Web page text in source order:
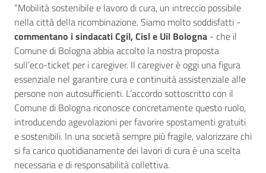
“Mobilità sostenibile e lavoro di cura, un intreccio possibile
nella città della ricombinazione. Siamo molto soddisfatti -
commentano i sindacati Cgil, Cisl e Uil Bologna - che il
Comune di Bologna abbia accolto la nostra proposta
sull’eco-ticket per i caregiver. Il caregiver è oggi una figura
essenziale nel garantire cura e continuità assistenziale alle
persone non autosufficienti. L’accordo sottoscritto con il
Comune di Bologna riconosce concretamente questo ruolo,
introducendo agevolazioni per favorire spostamenti gratuiti
e sostenibili. In una società sempre più fragile, valorizzare chi
si fa carico quotidianamente dei lavori di cura è una scelta
necessaria e di responsabilità collettiva.